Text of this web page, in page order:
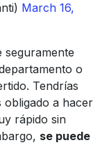
March 16,
seguramente
o
Tendrías
obligado a hacer
rápido sin
se puede